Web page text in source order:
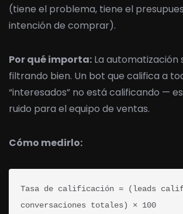
(tiene el problema, tiene el
intención de comprar).
Por qué importa: La automatización
filtrando bien. Un bot que califica a
“interesados” no está calificando —
ruido para el equipo de ventas.
Cómo medirlo:
Tasa de calificación = (leads
conversaciones totales) × 100